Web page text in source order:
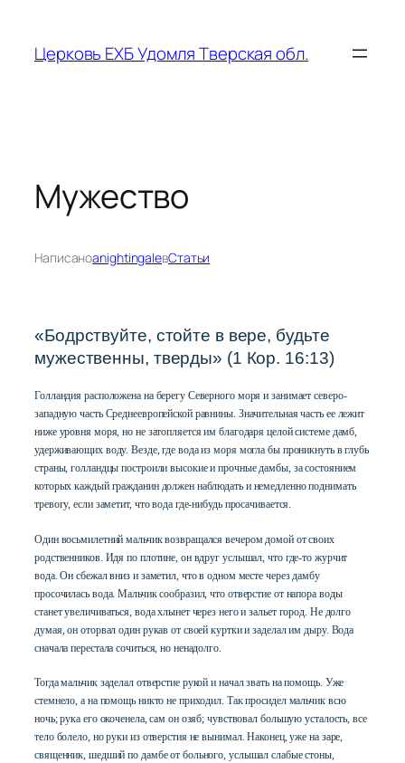
содержимому
Церковь ЕХБ Удомля Тверская обл.
Мужество
НаписаноanightingaleвСтатьи
«Бодрствуйте, стойте в вере, будьте
мужественны, тверды» (1 Кор. 16:13)
Голландия расположена на берегу Северного моря и занимает северо-
западную часть Среднеевропейской равнины. Значительная часть ее лежит
ниже уровня моря, но не затопляется им благодаря целой системе дамб,
удерживающих воду. Везде, где вода из моря могла бы проникнуть в глубь
страны, голландцы построили высокие и прочные дамбы, за состоянием
которых каждый гражданин должен наблюдать и немедленно поднимать
тревогу, если заметит, что вода где-нибудь просачивается.
Один восьмилетний мальчик возвращался вечером домой от своих
родственников. Идя по плотине, он вдруг услышал, что где-то журчит
вода. Он сбежал вниз и заметил, что в одном месте через дамбу
просочилась вода. Мальчик сообразил, что отверстие от напора воды
станет увеличиваться, вода хлынет через него и зальет город. Не долго
думая, он оторвал один рукав от своей куртки и заделал им дыру. Вода
сначала перестала сочиться, но ненадолго.
Тогда мальчик заделал отверстие рукой и начал звать на помощь. Уже
стемнело, а на помощь никто не приходил. Так просидел мальчик всю
ночь; рука его окоченела, сам он озяб; чувствовал большую усталость, все
тело болело, но руки из отверстия не вынимал. Наконец, уже на заре,
священник, шедший по дамбе от больного, услышал слабые стоны,